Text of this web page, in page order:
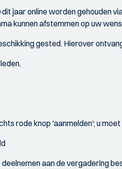
jaar online worden gehouden
kunnen afstemmen op uw
gested. Hierover
rode knop 'aanmelden'; u
aan de vergadering